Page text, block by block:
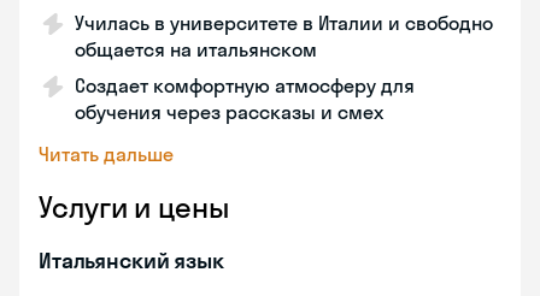
Училась в университете в Италии и свободно
общается на итальянском
Создает комфортную атмосферу для
обучения через рассказы и смех
Читать дальше
Услуги и цены
Итальянский язык